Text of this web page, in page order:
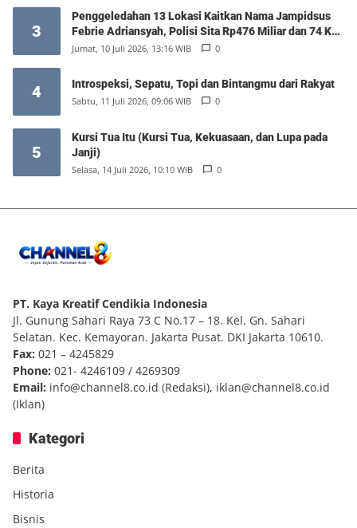
3
Penggeledahan 13 Lokasi Kaitkan Nama Jampidsus
Febrie Adriansyah, Polisi Sita Rp476 Miliar dan 74 Kg
Emas
Jumat, 10 Juli 2026, 13:16 WIB 0
4 Introspeksi, Sepatu, Topi dan Bintangmu dari Rakyat
Sabtu, 11 Juli 2026, 09:06 WIB 0
5
Kursi Tua Itu (Kursi Tua, Kekuasaan, dan Lupa pada
Janji)
Selasa, 14 Juli 2026, 10:10 WIB 0
PT. Kaya Kreatif Cendikia Indonesia
Jl. Gunung Sahari Raya 73 C No.17 – 18. Kel. Gn. Sahari
Selatan. Kec. Kemayoran. Jakarta Pusat. DKI Jakarta 10610.
Fax: 021 – 4245829
Phone: 021- 4246109 / 4269309
Email: info@channel8.co.id (Redaksi), iklan@channel8.co.id
(Iklan)
Kategori
Berita
Historia
Bisnis